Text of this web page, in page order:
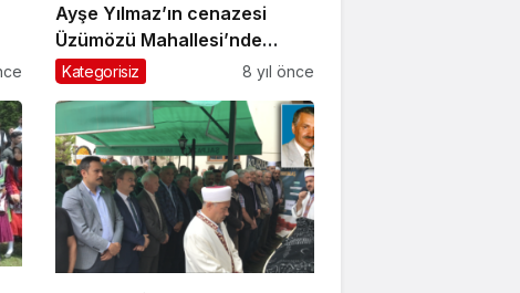
Ayşe Yılmaz’ın cenazesi
Üzümözü Mahallesi’nde
toprağa verildi
Kategorisiz 8 yıl önce